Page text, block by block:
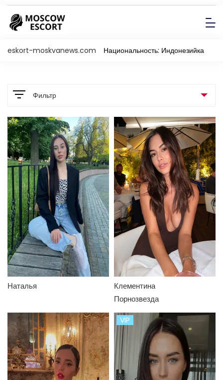
eskort-moskvanews.com Национальность: Индонезийка
Фильтр
Порнозвезда
Порно-звезда
11
Не порно-звезда
393
Страна
Цвет волос
Языки
Размер груди
Наталья
Клементина
Порнозвезда
VIP